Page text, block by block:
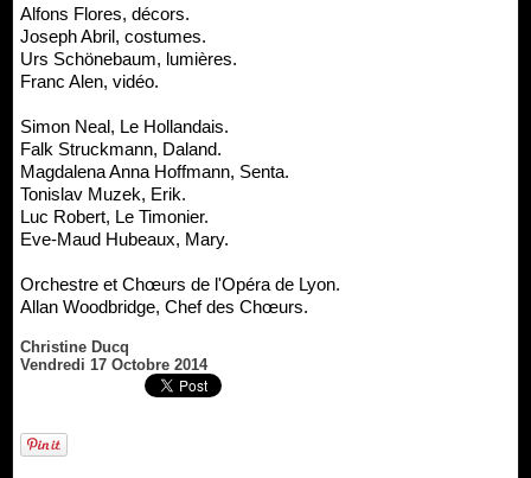
Alfons Flores, décors.
Joseph Abril, costumes.
Urs Schönebaum, lumières.
Franc Alen, vidéo.
Simon Neal, Le Hollandais.
Falk Struckmann, Daland.
Magdalena Anna Hoffmann, Senta.
Tonislav Muzek, Erik.
Luc Robert, Le Timonier.
Eve-Maud Hubeaux, Mary.
Orchestre et Chœurs de l'Opéra de Lyon.
Allan Woodbridge, Chef des Chœurs.
Christine Ducq
Vendredi 17 Octobre 2014